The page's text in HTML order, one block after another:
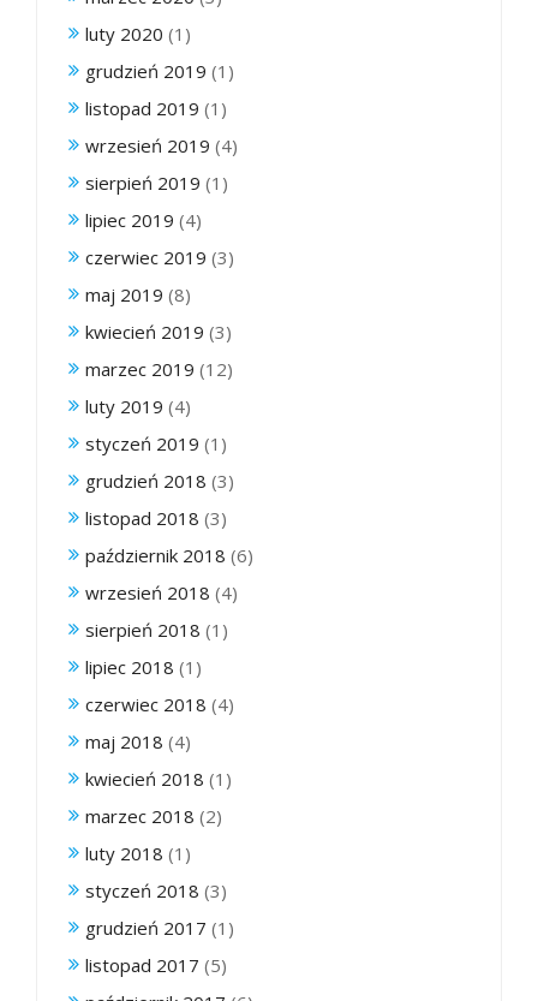
luty 2020 (1)
grudzień 2019 (1)
listopad 2019 (1)
wrzesień 2019 (4)
sierpień 2019 (1)
lipiec 2019 (4)
czerwiec 2019 (3)
maj 2019 (8)
kwiecień 2019 (3)
marzec 2019 (12)
luty 2019 (4)
styczeń 2019 (1)
grudzień 2018 (3)
listopad 2018 (3)
październik 2018 (6)
wrzesień 2018 (4)
sierpień 2018 (1)
lipiec 2018 (1)
czerwiec 2018 (4)
maj 2018 (4)
kwiecień 2018 (1)
marzec 2018 (2)
luty 2018 (1)
styczeń 2018 (3)
grudzień 2017 (1)
listopad 2017 (5)